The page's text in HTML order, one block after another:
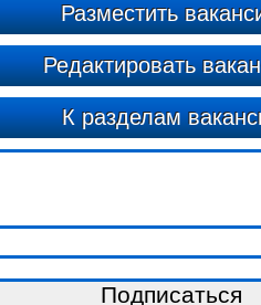
Разместить
Редактировать
К разделам